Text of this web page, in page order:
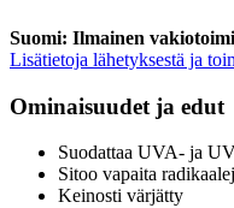
Suomi: Ilmainen
Lisätietoja lähetyksestä ja
Ominaisuudet ja edut
Suodattaa UVA- ja
Sitoo vapaita
Keinosti värjätty